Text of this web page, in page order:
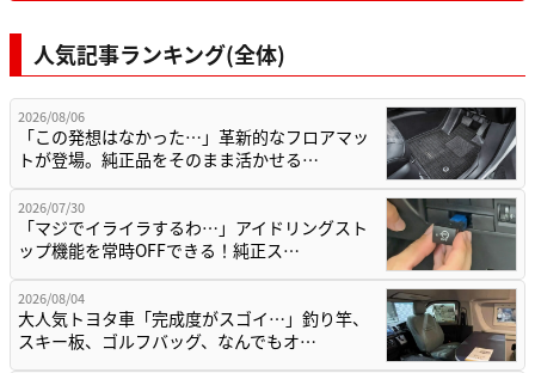
人気記事ランキング(全体)
2026/08/06
「この発想はなかった…」革新的なフロアマッ
トが登場。純正品をそのまま活かせる…
2026/07/30
「マジでイライラするわ…」アイドリングスト
ップ機能を常時OFFできる！純正ス…
2026/08/04
大人気トヨタ車「完成度がスゴイ…」釣り竿、
スキー板、ゴルフバッグ、なんでもオ…